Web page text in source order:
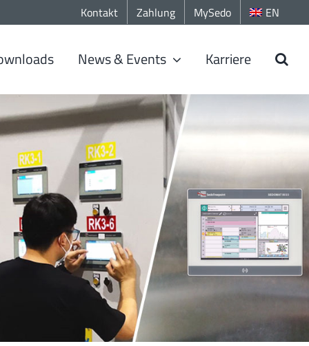
Kontakt Zahlung MySedo EN
News & Events Karriere